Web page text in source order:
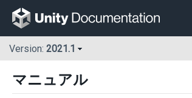
Version: 2021.1
マニュアル